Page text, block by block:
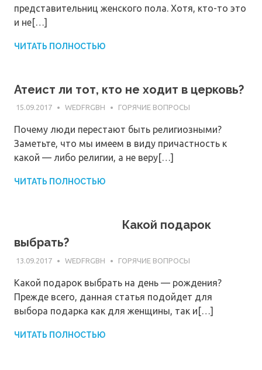
представительниц женского пола. Хотя, кто-то это
и не[…]
ЧИТАТЬ ПОЛНОСТЬЮ
Атеист ли тот, кто не ходит в церковь?
15.09.2017 WEDFRGBH ГОРЯЧИЕ ВОПРОСЫ
Почему люди перестают быть религиозными?
Заметьте, что мы имеем в виду причастность к
какой — либо религии, а не веру[…]
ЧИТАТЬ ПОЛНОСТЬЮ
Какой подарок
выбрать?
13.09.2017 WEDFRGBH ГОРЯЧИЕ ВОПРОСЫ
Какой подарок выбрать на день — рождения?
Прежде всего, данная статья подойдет для
выбора подарка как для женщины, так и[…]
ЧИТАТЬ ПОЛНОСТЬЮ